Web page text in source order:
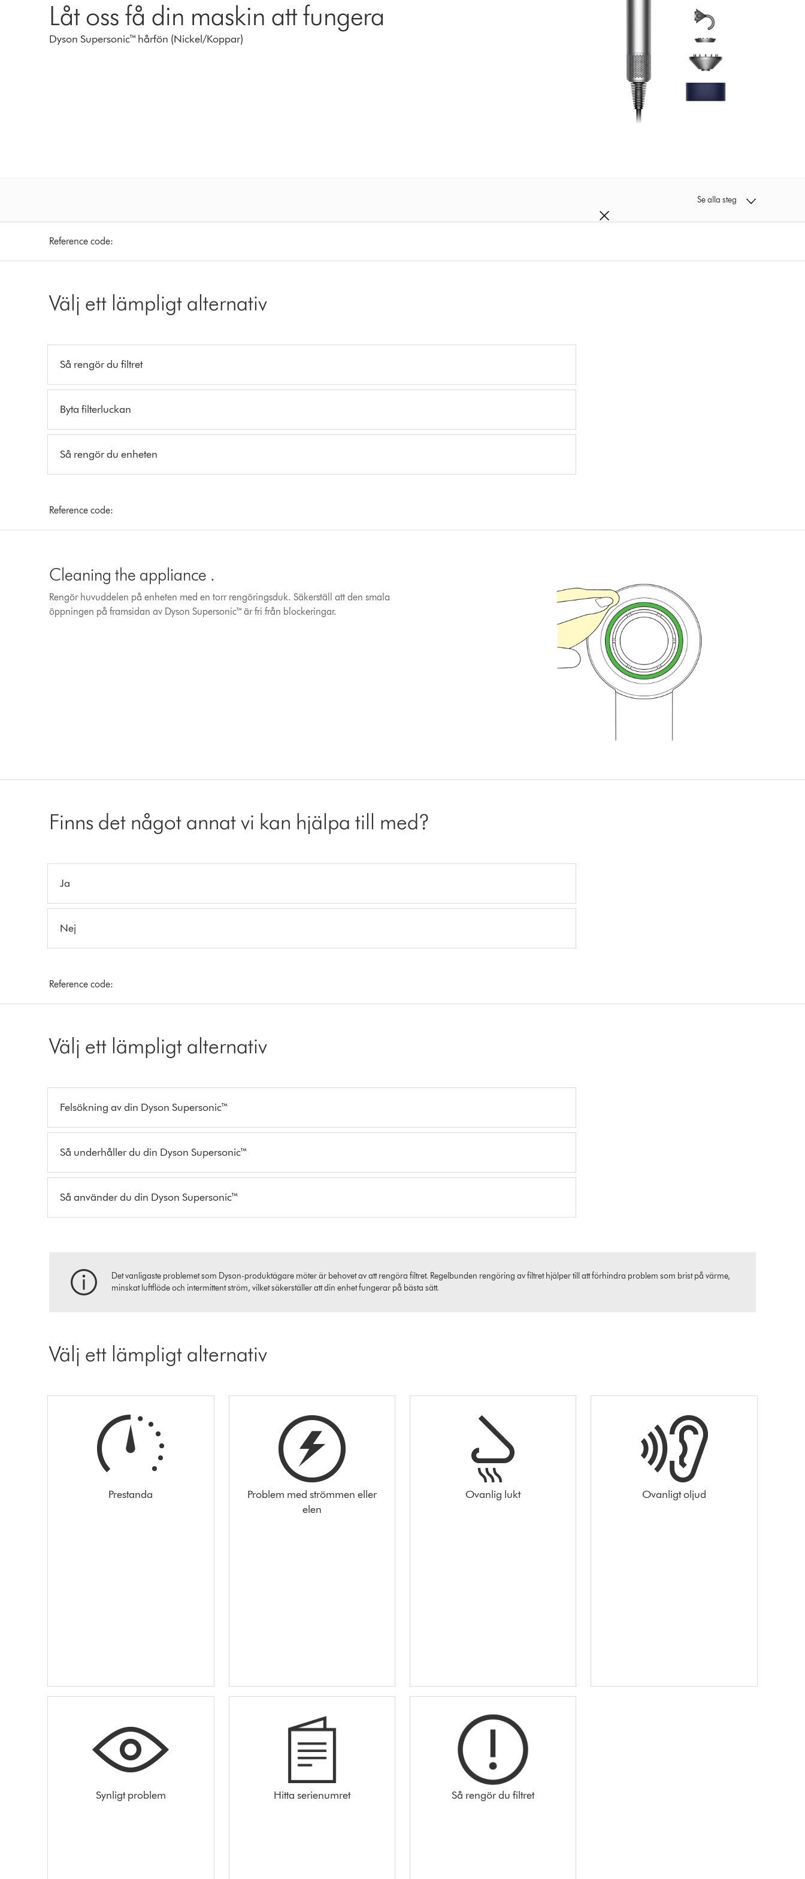
Låt oss få din maskin att fungera
Dyson Supersonic™ hårfön (Nickel/Koppar)
Se alla steg
Reference code:
Välj ett lämpligt alternativ
Så rengör du filtret
Byta filterluckan
Så rengör du enheten
Reference code:
Cleaning the appliance .
Rengör huvuddelen på enheten med en torr rengöringsduk. Säkerställ att den smala
öppningen på framsidan av Dyson Supersonic™ är fri från blockeringar.
Finns det något annat vi kan hjälpa till med?
Ja
Nej
Reference code:
Välj ett lämpligt alternativ
Felsökning av din Dyson Supersonic™
Så underhåller du din Dyson Supersonic™
Så använder du din Dyson Supersonic™
Det vanligaste problemet som Dyson-produktägare möter är behovet av att rengöra filtret. Regelbunden rengöring av filtret hjälper till att förhindra problem som brist på värme,
minskat luftflöde och intermittent ström, vilket säkerställer att din enhet fungerar på bästa sätt.
Välj ett lämpligt alternativ
Prestanda
Problem med strömmen eller
elen
Ovanlig lukt Ovanligt oljud
Synligt problem Hitta serienumret Så rengör du filtret